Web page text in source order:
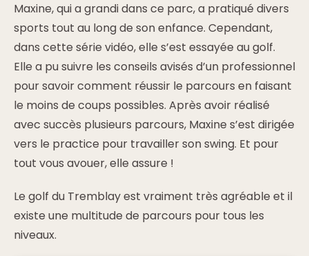
Maxine, qui a grandi dans ce parc, a pratiqué divers
sports tout au long de son enfance. Cependant,
dans cette série vidéo, elle s’est essayée au golf.
Elle a pu suivre les conseils avisés d’un professionnel
pour savoir comment réussir le parcours en faisant
le moins de coups possibles. Après avoir réalisé
avec succès plusieurs parcours, Maxine s’est dirigée
vers le practice pour travailler son swing. Et pour
tout vous avouer, elle assure !
Le golf du Tremblay est vraiment très agréable et il
existe une multitude de parcours pour tous les
niveaux.